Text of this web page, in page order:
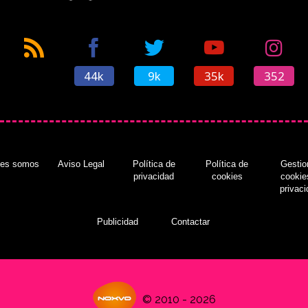
44k 9k 35k 352
somos Aviso Legal
Política de
privacidad
Política de
cookies
Publicidad Contactar
© 2010 - 2026